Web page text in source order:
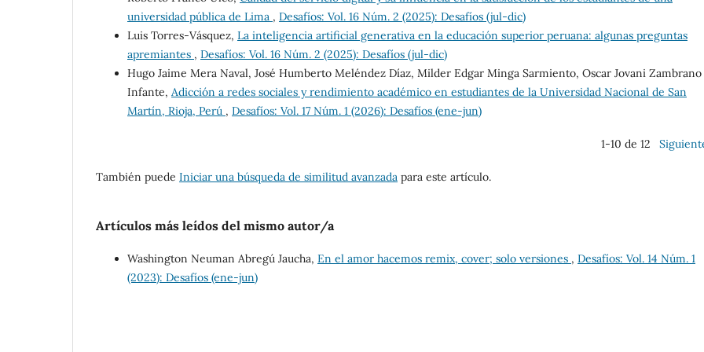
universidad pública de Lima , Desafíos: Vol. 16 Núm. 2 (2025): Desafíos (jul-dic)
Luis Torres-Vásquez, La inteligencia artificial generativa en la educación superior peruana: algunas preguntas
apremiantes , Desafíos: Vol. 16 Núm. 2 (2025): Desafíos (jul-dic)
Hugo Jaime Mera Naval, José Humberto Meléndez Díaz, Milder Edgar Minga Sarmiento, Oscar Jovani Zambrano
Infante, Adicción a redes sociales y rendimiento académico en estudiantes de la Universidad Nacional de San
Martín, Rioja, Perú , Desafíos: Vol. 17 Núm. 1 (2026): Desafíos (ene-jun)
1-10 de 12
También puede Iniciar una búsqueda de similitud avanzada para este artículo.
Artículos más leídos del mismo autor/a
Washington Neuman Abregú Jaucha, En el amor hacemos remix, cover; solo versiones , Desafíos: Vol. 14 Núm. 1
(2023): Desafíos (ene-jun)